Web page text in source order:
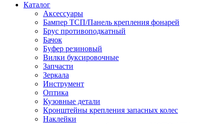
Каталог
Аксессуары
Бампер ТСП/Панель крепления фонарей
Брус противоподкатный
Бачок
Буфер резиновый
Вилки буксировочные
Запчасти
Зеркала
Инструмент
Оптика
Кузовные детали
Кронштейны крепления запасных колес
Наклейки